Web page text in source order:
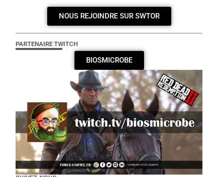
NOUS REJOINDRE SUR SWTOR
PARTENAIRE TWITCH
BIOSMICROBE